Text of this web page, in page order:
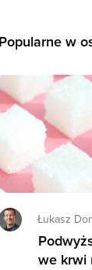
Popularne w
Łukasz
we krwi